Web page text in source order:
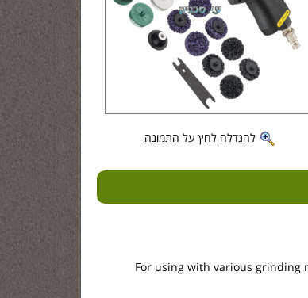
להגדלה לחץ על התמונה
For using with various grinding